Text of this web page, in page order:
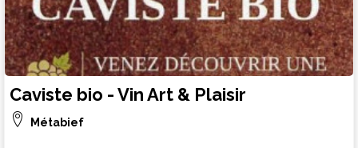
Caviste bio - Vin Art & Plaisir
Métabief